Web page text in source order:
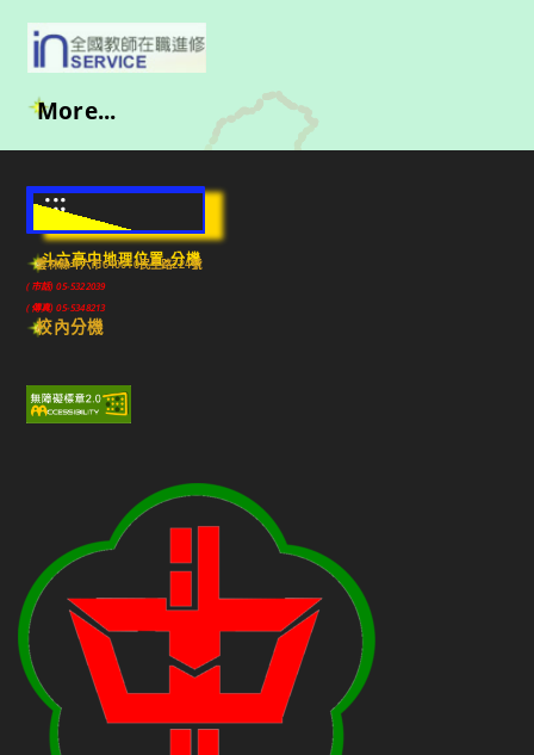
More...
:::
斗六高中地理位置-分機
雲林縣斗六市640010民生路224號
(市話) 05-5322039
(傳真) 05-5348213
校內分機